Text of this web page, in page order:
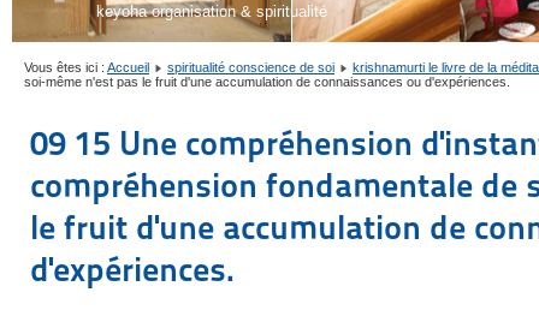
keyoha organisation & spiritualité
Vous êtes ici : Accueil spiritualité conscience de soi
krishnamurti le livre de la
soi-même n'est pas le fruit d'une accumulation de connaissances ou d'expériences.
09 15 Une compréhension
compréhension fondamentale de
le fruit d'une accumulation de
d'expériences.